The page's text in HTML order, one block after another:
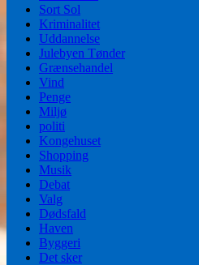
Sort Sol
Kriminalitet
Uddannelse
Julebyen Tønder
Grænsehandel
Vind
Penge
Miljø
politi
Kongehuset
Shopping
Musik
Debat
Valg
Dødsfald
Haven
Byggeri
Det sker